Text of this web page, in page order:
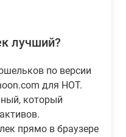
лучший?
по версии
для HOT.
который
прямо в браузере